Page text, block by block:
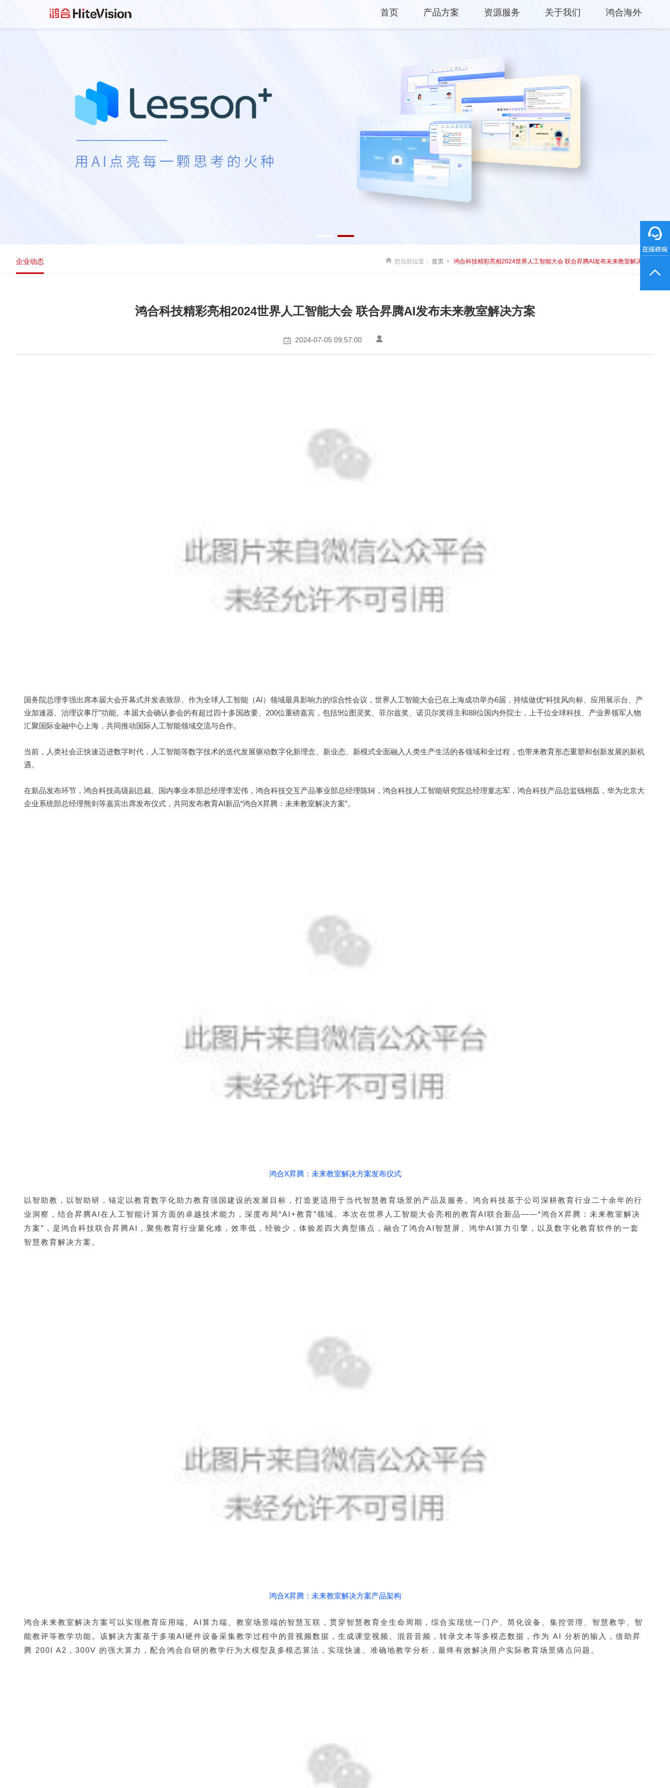
首页 产品方案
服务平台
资源服务
云开放平台
常见问题
服务网点
联系客服
关于我们
联系我们
监督举报
鸿合海外
企业动态 您当前位置： 首页 鸿合科技精彩亮相2024世界人工智能大会 联合昇腾AI发布未来教室解决方案
鸿合科技精彩亮相2024世界人工智能大会 联合昇腾AI发布未来教室解决方案
2024-07-05 09:57:00
国务院总理李强出席本届大会开幕式并发表致辞。 作为全球人工智能（AI）领域最具影响力的综合性会议，世界人工智能大会已在上海成功举办6届，持续做优“科技风向标、应用展示台、产
业加速器、治理议事厅”功能。 本届大会确认参会的有超过四十多国政要、200位重磅嘉宾，包括9位图灵奖、菲尔兹奖、诺贝尔奖得主和88位国内外院士，上千位全球科技、产业界领军人物
汇聚国际金融中心上海，共同推动国际人工智能领域交流与合作。
当前，人类社会正快速迈进数字时代，人工智能等数字技术的迭代发展驱动数字化新理念、新业态、新模式全面融入人类生产生活的各领域和全过程，也带来教育形态重塑和创新发展的新机
遇。
在新品发布环节，鸿合科技高级副总裁、国内事业本部总经理李宏伟，鸿合科技交互产品事业部总经理陈轲，鸿合科技人工智能研究院总经理童志军，鸿合科技产品总监钱栩磊，华为北京大
企业系统部总经理熊剑等嘉宾出席发布仪式，共同发布教育AI新品“鸿合X昇腾： 未来教室解决方案”。
鸿合X昇腾：未来教室解决方案发布仪式
以智助教，以智助研，锚定以教育数字化助力教育强国建设的发展目标，打造更适用于当代智慧教育场景的产品及服务。鸿合科技基于公司深耕教育行业二十余年的行
业洞察，结合昇腾AI在人工智能计算方面的卓越技术能力，深度布局“AI+教育”领域。本次在世界人工智能大会亮相的教育AI联合新品——“鸿合X昇腾：未来教室解决
方案”，是鸿合科技联合昇腾AI，聚焦教育行业量化难，效率低，经验少，体验差四大典型痛点，融合了鸿合AI智慧屏、鸿华AI算力引擎，以及数字化教育软件的一套
智慧教育解决方案。
鸿合X昇腾：未来教室解决方案产品架构
鸿合未来教室解决方案可以实现教育应用端、AI算力端、教室场景端的智慧互联，贯穿智慧教育全生命周期，综合实现统一门户、简化设备、集控管理、智慧教学、智
能教评等教学功能。该解决方案基于多项AI硬件设备采集教学过程中的音视频数据，生成课堂视频、混音音频，转录文本等多模态数据，作为 AI 分析的输入，借助昇
腾 200I A2，300V 的强大算力，配合鸿合自研的教学行为大模型及多模态算法，实现快速、准确地教学分析，最终有效解决用户实际教育场景痛点问题。